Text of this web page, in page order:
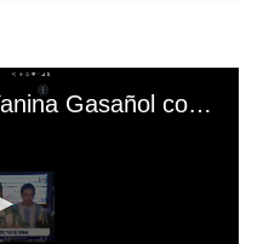
El mal momento de Yanina Gasañol con un hincha argentino en "Subrayado"